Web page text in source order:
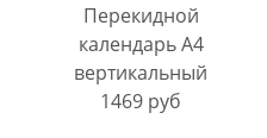
Перекидной
календарь A4
вертикальный
1469 руб